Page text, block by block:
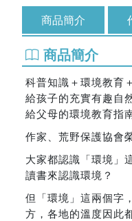
商品簡介
商品簡介
科普知識＋環境教育
給孩子的充實有趣自
給父母的環境教育指
作家、荒野保護協會
大家都認識「環境」
讀書來認識環境？
但「環境」這兩個字
方，各地的溫度因此